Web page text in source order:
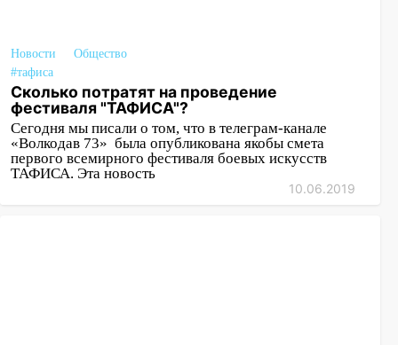
Новости
Общество
#тафиса
Сколько потратят на проведение
фестиваля "ТАФИСА"?
Сегодня мы писали о том, что в телеграм-канале
«Волкодав 73» была опубликована якобы смета
первого всемирного фестиваля боевых искусств
ТАФИСА. Эта новость
10.06.2019